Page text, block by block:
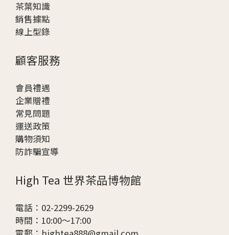
茶葉知識
銷售據點
線上型錄
顧客服務
會員禮遇
企業贈禮
常見問題
運送政策
購物須知
防詐騙宣導
High Tea 世界茶品博物館
電話：02-2299-2629
時間：10:00～17:00